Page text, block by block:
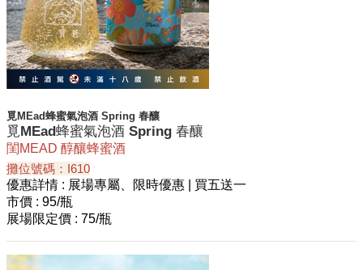
覓MEad蜂蜜氣泡酒 Spring 春釀
覓MEad蜂蜜氣泡酒 Spring 春釀
閨MEAD 醇釀蜂蜜酒
攤位號碼：I610
優惠詳情 : 展場專屬、限時優惠 | 買五送一
市價 : 95/瓶
展場限定價 : 75/瓶